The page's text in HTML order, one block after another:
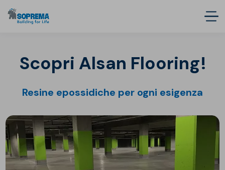
Scopri Alsan Flooring!
Resine epossidiche per ogni esigenza